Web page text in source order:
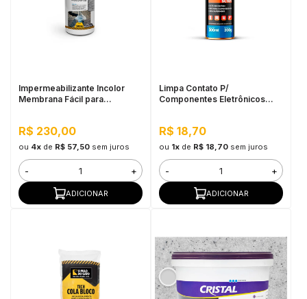
Impermeabilizante Incolor
Membrana Fácil para
R$ 230,00
ou 4xde R$ 57,50 sem juros
- +
ADICIONAR
Limpa Contato P/
Componentes Eletrônicos
R$ 18,70
ou 1xde R$ 18,70 sem juros
- +
ADICIONAR